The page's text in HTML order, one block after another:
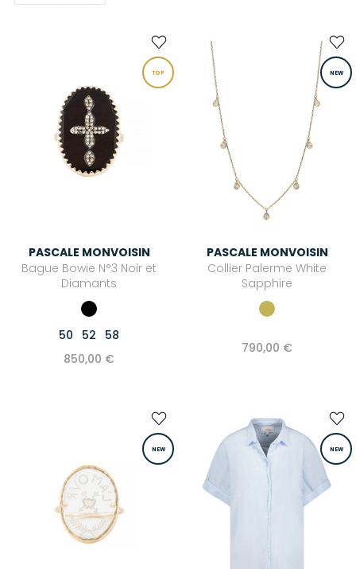
TOP
PASCALE MONVOISIN
Bague Bowie N°3 Noir et
Diamants
50 52
58
850,00 €
NEW
PASCALE MONVOISIN
Collier Palerme White
Sapphire
790,00 €
NEW NEW